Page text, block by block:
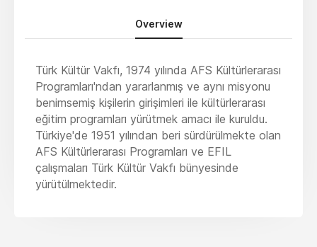
Overview
Türk Kültür Vakfı, 1974 yılında AFS Kültürlerarası
Programları'ndan yararlanmış ve aynı misyonu
benimsemiş kişilerin girişimleri ile kültürlerarası
eğitim programları yürütmek amacı ile kuruldu.
Türkiye'de 1951 yılından beri sürdürülmekte olan
AFS Kültürlerarası Programları ve EFIL
çalışmaları Türk Kültür Vakfı bünyesinde
yürütülmektedir.